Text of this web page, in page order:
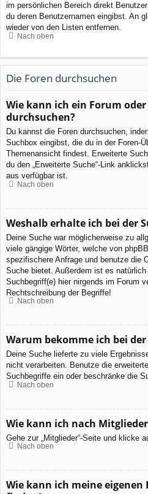
im persönlichen Bereich direkt
du deren Benutzernamen eingibst. An
wieder von den Listen entfernen.
Nach oben
Die Foren durchsuchen
Wie kann ich ein Forum
durchsuchen?
Du kannst die Foren durchsuchen,
Suchbox eingibst, die du in der Foren-
Themenansicht findest. Erweiterte
du den „Erweiterte Suche“-Link
aus verfügbar ist.
Nach oben
Weshalb erhalte ich bei der
Deine Suche war möglicherweise zu
viele gängige Wörter, welche von
spezifischere Anfrage und benutze die
Suche bietet. Außerdem ist es
Suchbegriff(e) hier nirgends im Forum
Rechtschreibung der Begriffe!
Nach oben
Warum bekomme ich bei der
Deine Suche lieferte zu viele
nicht verarbeiten. Benutze die
Suchbegriffe ein oder beschränke die
Nach oben
Wie kann ich nach
Gehe zur „Mitglieder“-Seite und klicke
Nach oben
Wie kann ich meine eigenen